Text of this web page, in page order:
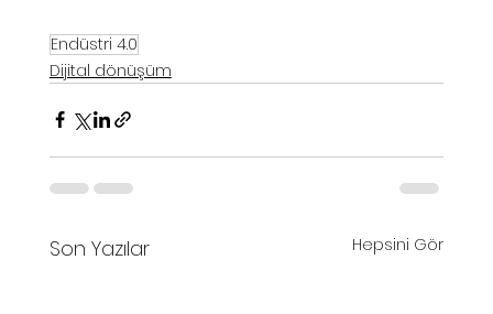
Endüstri 4.0
Dijital dönüşüm
Son Yazılar Hepsini Gör